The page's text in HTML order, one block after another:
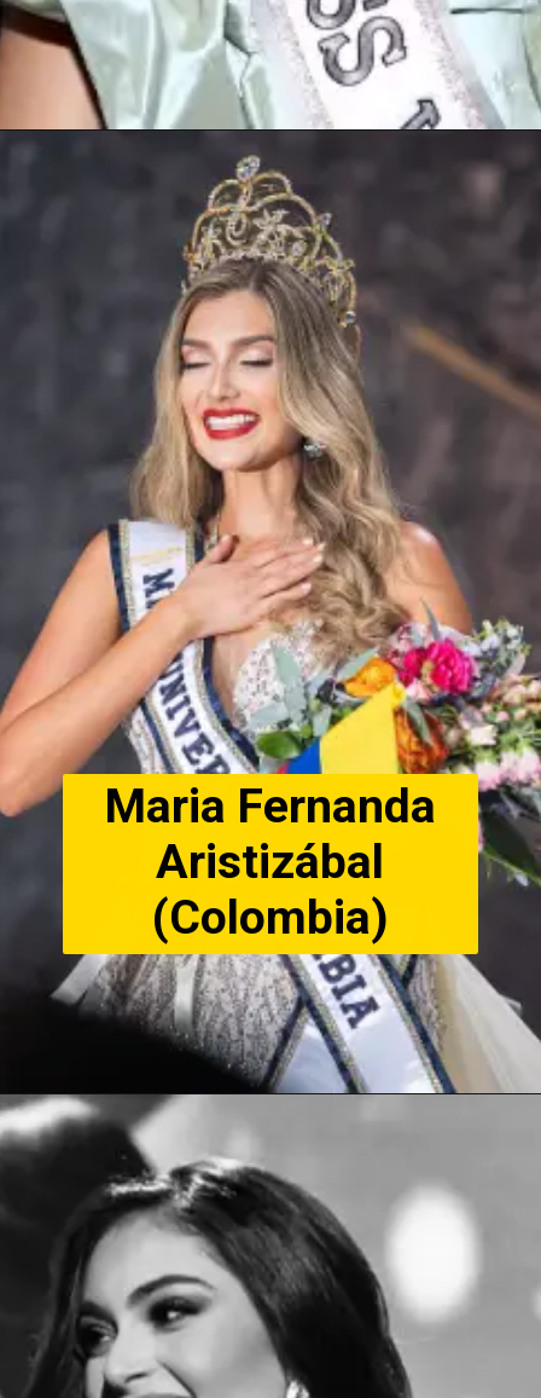
Maria Fernanda
Aristizábal
(Colombia)